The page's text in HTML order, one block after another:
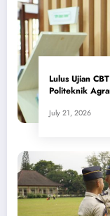
Lulus Ujian
Politeknik
July 21, 2026